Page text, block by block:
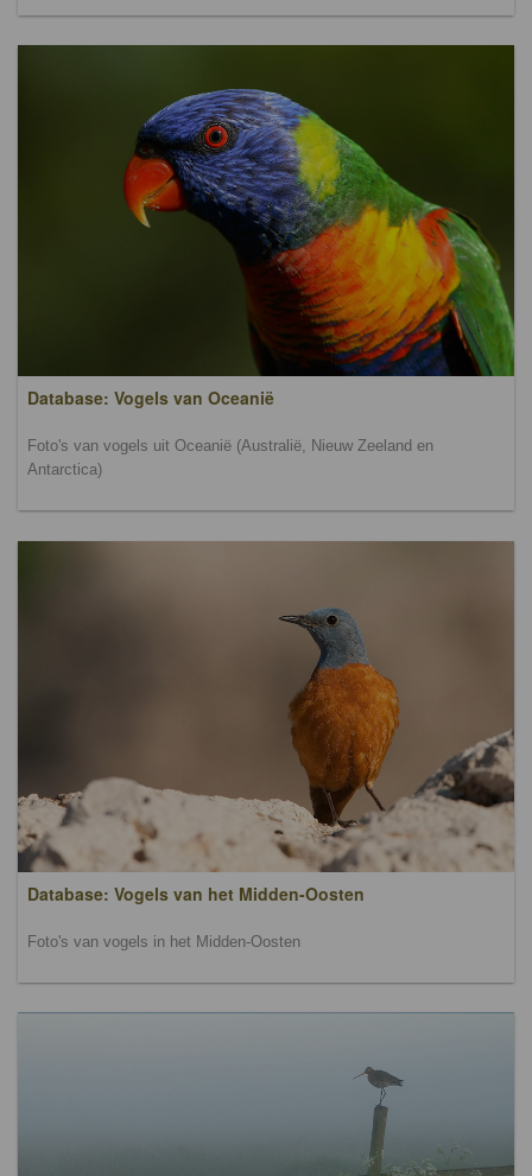
Database: Vogels van Oceanië
Foto's van vogels uit Oceanië (Australië, Nieuw Zeeland en
Antarctica)
Database: Vogels van het Midden-Oosten
Foto's van vogels in het Midden-Oosten